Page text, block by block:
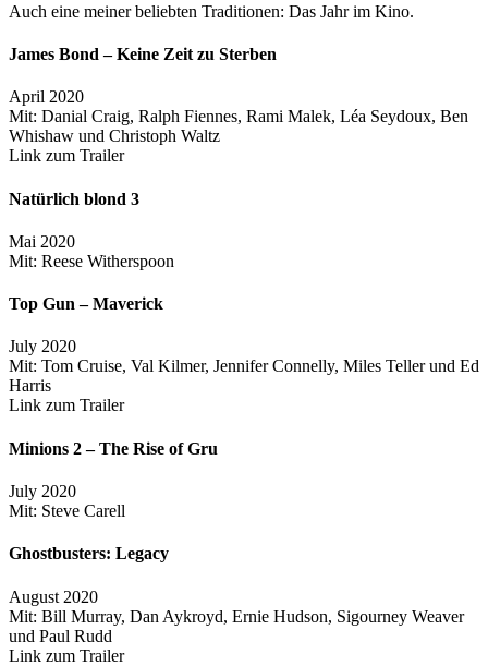
Auch eine meiner beliebten Traditionen: Das Jahr im Kino.
James Bond – Keine Zeit zu Sterben
April 2020
Mit: Danial Craig, Ralph Fiennes, Rami Malek, Léa Seydoux, Ben
Whishaw und Christoph Waltz
Link zum Trailer
Natürlich blond 3
Mai 2020
Mit: Reese Witherspoon
Top Gun – Maverick
July 2020
Mit: Tom Cruise, Val Kilmer, Jennifer Connelly, Miles Teller und Ed
Harris
Link zum Trailer
Minions 2 – The Rise of Gru
July 2020
Mit: Steve Carell
Ghostbusters: Legacy
August 2020
Mit: Bill Murray, Dan Aykroyd, Ernie Hudson, Sigourney Weaver
und Paul Rudd
Link zum Trailer